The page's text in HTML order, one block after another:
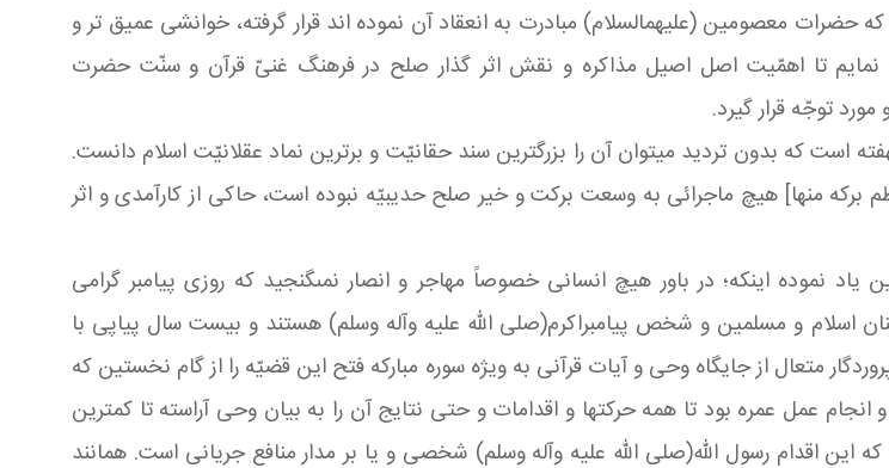
معصومین (علیهمالسلام) مبادرت به انعقاد آن نموده اند قرار گرفته، خوانشى عمیق تر و
نمایم تا اهمّیت اصل اصیل مذاکره و نقش اثر گذار صلح در فرهنگ غنىّ قرآن و سنّت حضرت
توجّه قرار گیرد.
است که بدون تردید میتوان آن را بزرگترین سند حقانیّت و برترین نماد عقلانیّت اسلام دانست.
برکه منها] هیچ ماجرائی به وسعت برکت و خیر صلح حدیبیّه نبوده است، حاکى از کارآمدى و اثر
نموده اینکه؛ در باور هیچ انسانی خصوصاً مهاجر و انصار نمىگنجید که روزى پیامبر گرامى
اسلام و مسلمین و شخص پیامبراکرم(صلی الله علیه وآله وسلم) هستند و بیست سال پیاپى با
متعال از جایگاه وحى و آیات قرآنی به ویژه سوره مبارکه فتح این قضیّه را از گام نخستین که
عمل عمره بود تا همه حرکتها و اقدامات و حتی نتایج آن را به بیان وحى آراسته تا کمترین
اقدام رسول الله(صلی الله علیه وآله وسلم) شخصى و یا بر مدار منافع جریانى است. همانند